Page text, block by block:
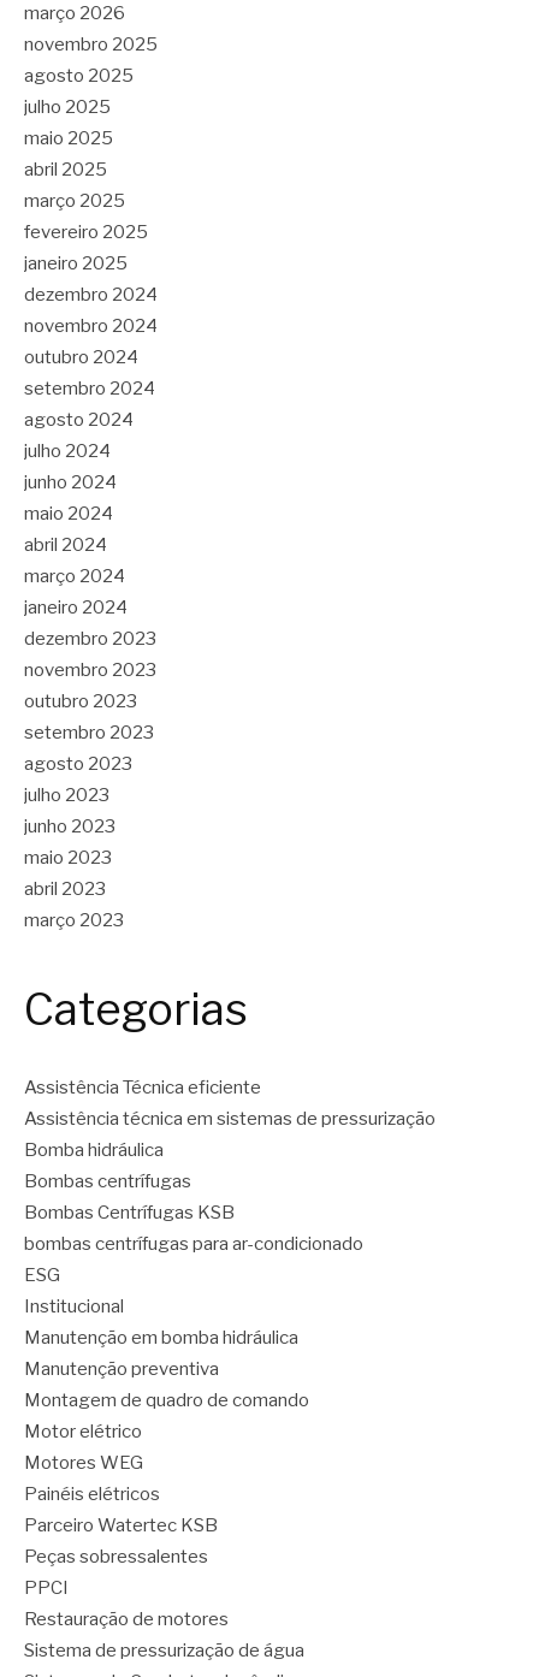
março 2026
novembro 2025
agosto 2025
julho 2025
maio 2025
abril 2025
março 2025
fevereiro 2025
janeiro 2025
dezembro 2024
novembro 2024
outubro 2024
setembro 2024
agosto 2024
julho 2024
junho 2024
maio 2024
abril 2024
março 2024
janeiro 2024
dezembro 2023
novembro 2023
outubro 2023
setembro 2023
agosto 2023
julho 2023
junho 2023
maio 2023
abril 2023
março 2023
Categorias
Assistência Técnica eficiente
Assistência técnica em sistemas de pressurização
Bomba hidráulica
Bombas centrífugas
Bombas Centrífugas KSB
bombas centrífugas para ar-condicionado
ESG
Institucional
Manutenção em bomba hidráulica
Manutenção preventiva
Montagem de quadro de comando
Motor elétrico
Motores WEG
Painéis elétricos
Parceiro Watertec KSB
Peças sobressalentes
PPCI
Restauração de motores
Sistema de pressurização de água